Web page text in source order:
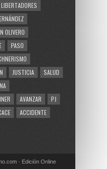
OLIVERO
PASO
JUSTICIA
SALUD
AVANZAR
PJ
ACCIDENTE
· Edición Online